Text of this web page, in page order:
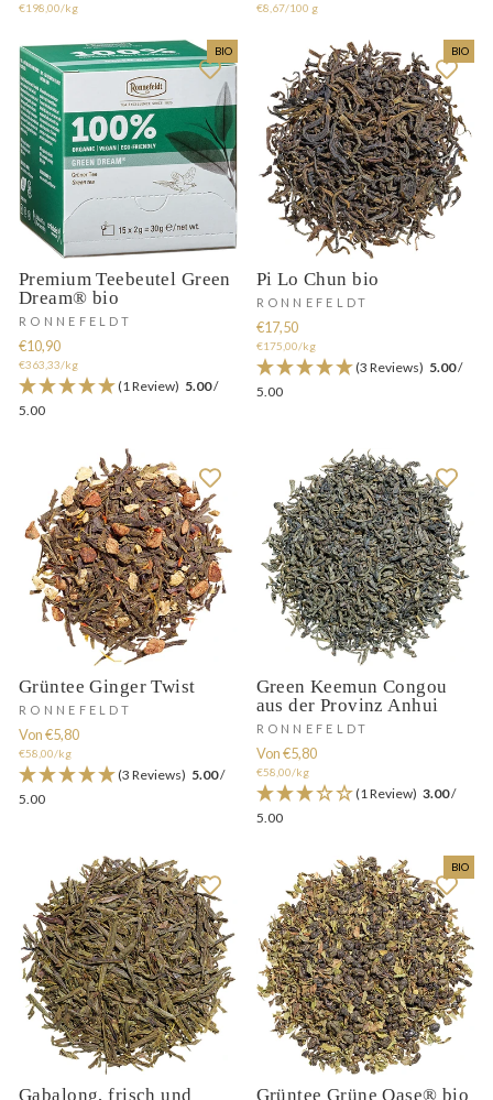
€198,00/kg €8,67/100 g
BIO
Premium Teebeutel Green
Dream® bio
RONNEFELDT
€10,90
€363,33/kg
(1 Review) 5.00/
5.00
BIO
Pi Lo Chun bio
RONNEFELDT
€17,50
€175,00/kg
(3 Reviews) 5.00/
5.00
Grüntee Ginger Twist
RONNEFELDT
Von €5,80
€58,00/kg
(3 Reviews) 5.00/
5.00
Green Keemun Congou
aus der Provinz Anhui
RONNEFELDT
Von €5,80
€58,00/kg
(1 Review) 3.00/
5.00
Gabalong, frisch und
BIO
Grüntee Grüne Oase® bio